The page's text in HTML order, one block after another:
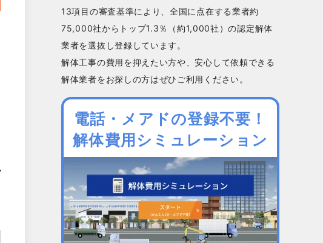
13項目の審査基準により、全国に点在する業者約
75,000社からトップ1.3％（約1,000社）の認定解体
業者を選抜し登録しています。
解体工事の費用を抑えたい方や、安心して依頼できる
解体業者をお探しの方はぜひご利用ください。
電話・メアドの登録不要！
解体費用シミュレーション